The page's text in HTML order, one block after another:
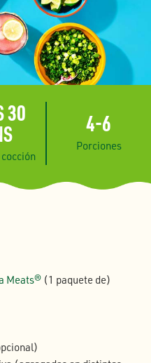
30 4-6
Porciones
Meats® (1 paquete de)